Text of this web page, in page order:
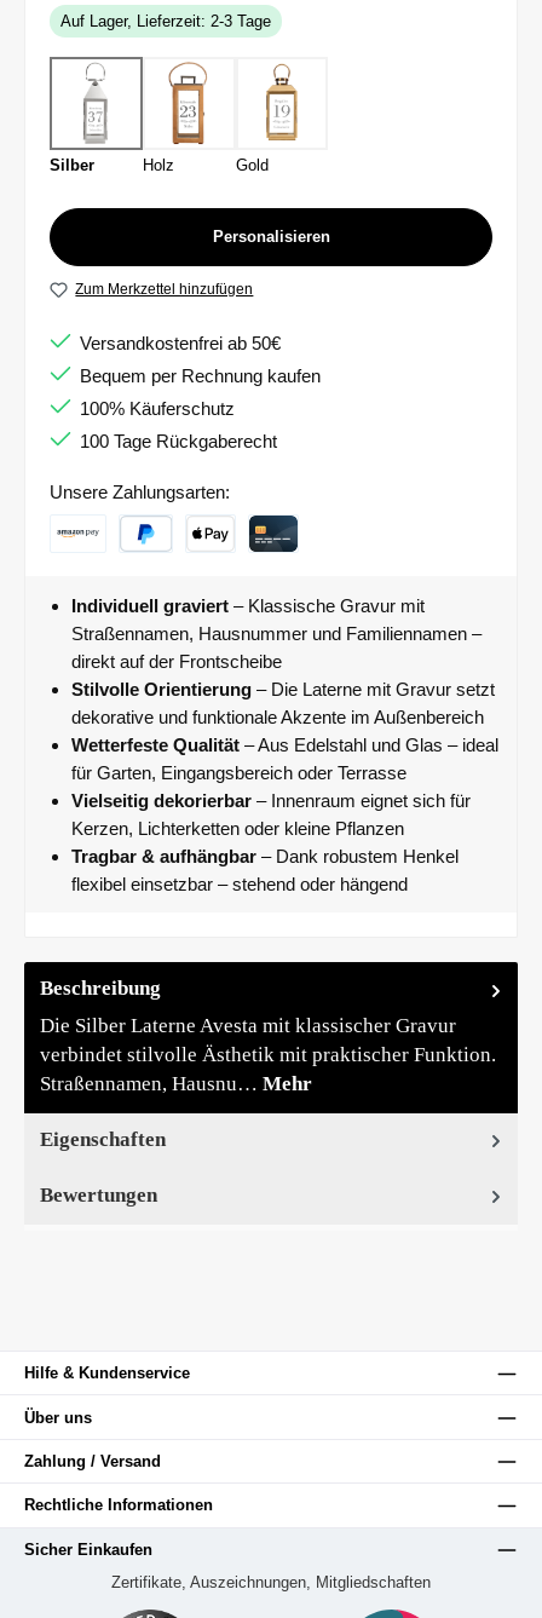
Auf Lager, Lieferzeit: 2-3 Tage
Silber Holz Gold
Personalisieren
Zum Merkzettel hinzufügen
Versandkostenfrei ab 50€
Bequem per Rechnung kaufen
100% Käuferschutz
100 Tage Rückgaberecht
Unsere Zahlungsarten:
Individuell graviert – Klassische Gravur mit
Straßennamen, Hausnummer und Familiennamen –
direkt auf der Frontscheibe
Stilvolle Orientierung – Die Laterne mit Gravur setzt
dekorative und funktionale Akzente im Außenbereich
Wetterfeste Qualität – Aus Edelstahl und Glas – ideal
für Garten, Eingangsbereich oder Terrasse
Vielseitig dekorierbar – Innenraum eignet sich für
Kerzen, Lichterketten oder kleine Pflanzen
Tragbar & aufhängbar – Dank robustem Henkel
flexibel einsetzbar – stehend oder hängend
Beschreibung
Die Silber Laterne Avesta mit klassischer Gravur
verbindet stilvolle Ästhetik mit praktischer Funktion.
Straßennamen, Hausnu… Mehr
Eigenschaften
Bewertungen
Hilfe & Kundenservice
Über uns
Zahlung / Versand
Rechtliche Informationen
Sicher Einkaufen
Zertifikate, Auszeichnungen, Mitgliedschaften